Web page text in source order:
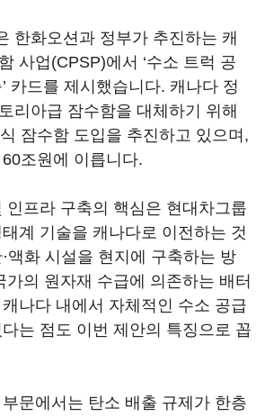
한화오션과 정부가 추진하는 캐
사업(CPSP)에서 ‘수소 트럭 공
카드를 제시했습니다. 캐나다 정
리아급 잠수함을 대체하기 위해
잠수함 도입을 추진하고 있으며,
조원에 이릅니다.
인프라 구축의 핵심은 현대차그룹
계 기술을 캐나다로 이전하는 것
액화 시설을 현지에 구축하는 방
가의 원자재 수급에 의존하는 배터
나다 내에서 자체적인 수소 공급
는 점도 이번 제안의 특징으로 꼽
문에서는 탄소 배출 규제가 한층